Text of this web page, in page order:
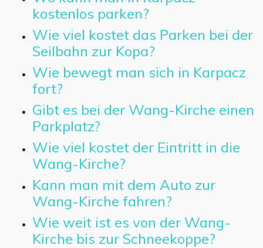
kostenlos parken?
Wie viel kostet das Parken bei der
Seilbahn zur Kopa?
Wie bewegt man sich in Karpacz
fort?
Gibt es bei der Wang-Kirche einen
Parkplatz?
Wie viel kostet der Eintritt in die
Wang-Kirche?
Kann man mit dem Auto zur
Wang-Kirche fahren?
Wie weit ist es von der Wang-
Kirche bis zur Schneekoppe?